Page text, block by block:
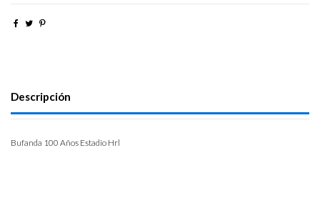
Descripción
Bufanda 100 Años Estadio Hrl